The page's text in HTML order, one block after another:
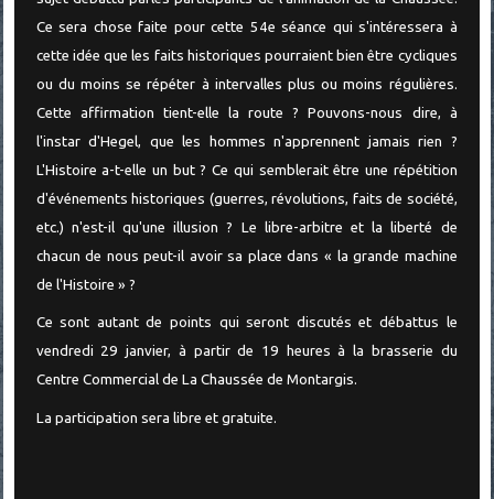
Ce sera chose faite pour cette 54e séance qui s'intéressera à
cette idée que les faits historiques pourraient bien être cycliques
ou du moins se répéter à intervalles plus ou moins régulières.
Cette affirmation tient-elle la route ? Pouvons-nous dire, à
l'instar d'Hegel, que les hommes n'apprennent jamais rien ?
L'Histoire a-t-elle un but ? Ce qui semblerait être une répétition
d'événements historiques (guerres, révolutions, faits de société,
etc.) n'est-il qu'une illusion ? Le libre-arbitre et la liberté de
chacun de nous peut-il avoir sa place dans « la grande machine
de l'Histoire » ?
Ce sont autant de points qui seront discutés et débattus le
vendredi 29 janvier, à partir de 19 heures à la brasserie du
Centre Commercial de La Chaussée de Montargis.
La participation sera libre et gratuite.